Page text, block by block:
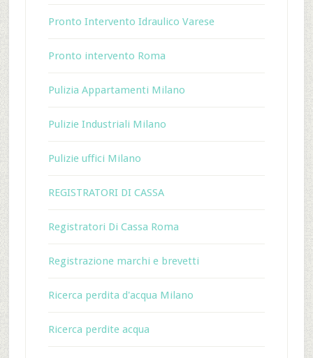
Pronto Intervento Idraulico Varese
Pronto intervento Roma
Pulizia Appartamenti Milano
Pulizie Industriali Milano
Pulizie uffici Milano
REGISTRATORI DI CASSA
Registratori Di Cassa Roma
Registrazione marchi e brevetti
Ricerca perdita d'acqua Milano
Ricerca perdite acqua